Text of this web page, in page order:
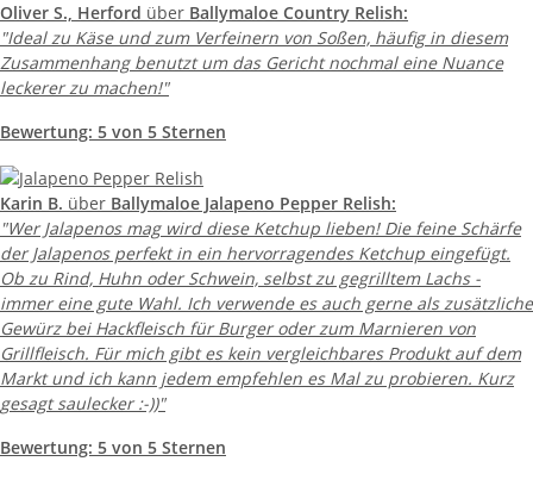
Oliver S., Herford über Ballymaloe Country Relish:
"Ideal zu Käse und zum Verfeinern von Soßen, häufig in diesem
Zusammenhang benutzt um das Gericht nochmal eine Nuance
leckerer zu machen!"
Bewertung: 5 von 5 Sternen
Karin B. über Ballymaloe Jalapeno Pepper Relish:
"Wer Jalapenos mag wird diese Ketchup lieben! Die feine Schärfe
der Jalapenos perfekt in ein hervorragendes Ketchup eingefügt.
Ob zu Rind, Huhn oder Schwein, selbst zu gegrilltem Lachs -
immer eine gute Wahl. Ich verwende es auch gerne als zusätzliche
Gewürz bei Hackfleisch für Burger oder zum Marnieren von
Grillfleisch. Für mich gibt es kein vergleichbares Produkt auf dem
Markt und ich kann jedem empfehlen es Mal zu probieren. Kurz
gesagt saulecker :-))"
Bewertung: 5 von 5 Sternen